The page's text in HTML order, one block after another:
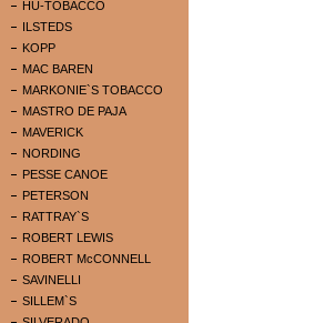
HU-TOBACCO
ILSTEDS
KOPP
MAC BAREN
MARKONIE`S TOBACCO
MASTRO DE PAJA
MAVERICK
NORDING
PESSE CANOE
PETERSON
RATTRAY`S
ROBERT LEWIS
ROBERT McCONNELL
SAVINELLI
SILLEM`S